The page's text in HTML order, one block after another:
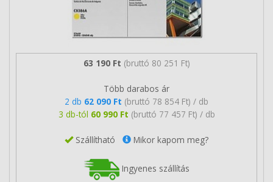
63 190 Ft (bruttó 80 251 Ft)
Több darabos ár
2 db 62 090 Ft (bruttó 78 854 Ft) / db
3 db-tól 60 990 Ft (bruttó 77 457 Ft) / db
Szállítható Mikor kapom meg?
Ingyenes szállítás